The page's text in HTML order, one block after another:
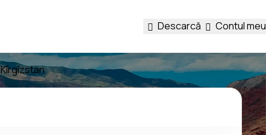
Descarcă Contul meu